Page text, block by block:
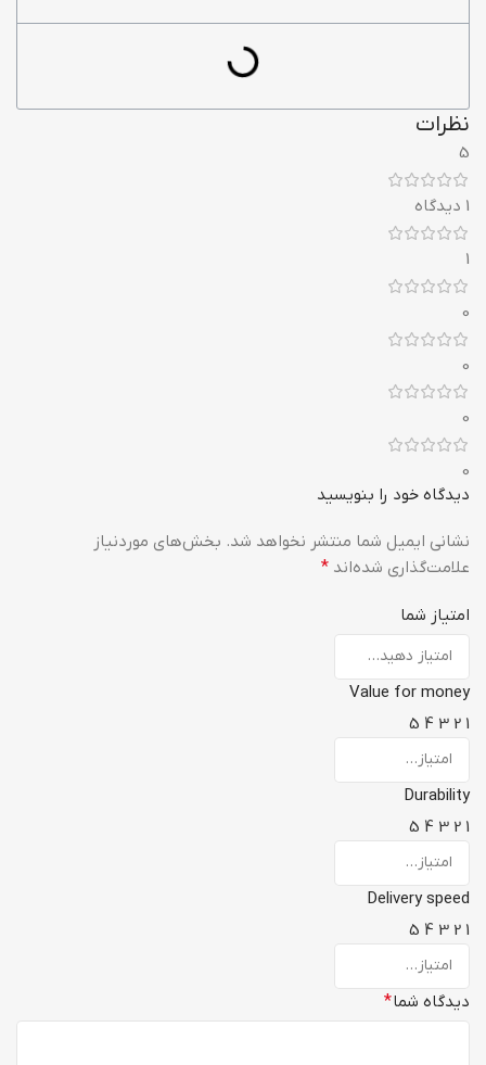
نظرات
5
1 دیدگاه
1
0
0
0
0
دیدگاه خود را بنویسید
نشانی ایمیل شما منتشر نخواهد شد. بخش‌های موردنیاز
علامت‌گذاری شده‌اند *
امتیاز شما
Value for money
1
2
3
4
5
Durability
1
2
3
4
5
Delivery speed
1
2
3
4
5
دیدگاه شما*